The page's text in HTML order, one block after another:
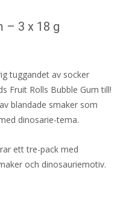
– 3 x 18 g
tuggandet av socker
Fruit Rolls Bubble Gum till!
blandade smaker som
dinosarie-tema.
ett tre-pack med
och dinosauriemotiv.